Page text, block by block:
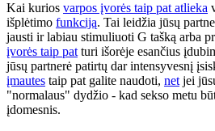
Kai kurios varpos įvorės taip pat atlieka
išplėtimo funkciją. Tai leidžia jūsų
jausti ir labiau stimuliuoti G tašką arba
įvorės taip pat turi išorėje esančius
jūsų partnerė patirtų dar intensyvesnį
įmautes taip pat galite naudoti, net jei
"normalaus" dydžio - kad sekso metu
įdomesnis.